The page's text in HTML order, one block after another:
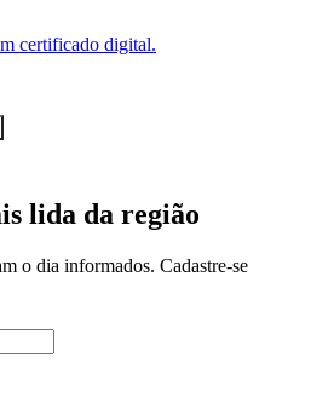
certificado digital.
lida da região
o dia informados. Cadastre-se